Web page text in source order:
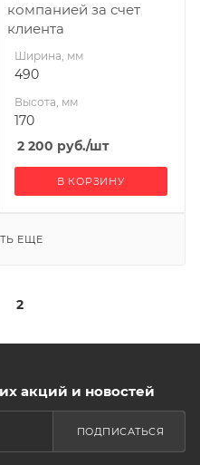
компанией за счет
клиента
Ширина, мм
490
Высота, мм
170
2 200 руб./шт
В КОРЗИНУ
ЕЩЕ
2
акций и новостей
ПОДПИСАТЬСЯ